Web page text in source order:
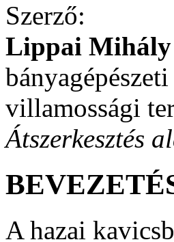
Szerző:
Lippai
villamossági
Átszerkesztés
A hazai